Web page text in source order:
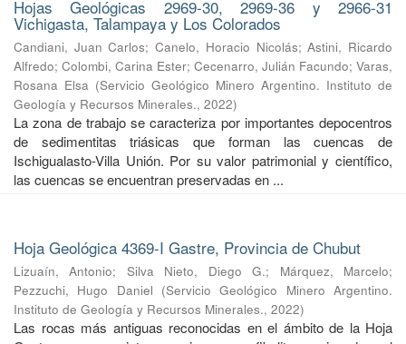
Hojas Geológicas 2969-30, 2969-36 y 2966-31
Vichigasta, Talampaya y Los Colorados
Candiani, Juan Carlos;Canelo, Horacio Nicolás;Astini, Ricardo
Alfredo; Colombi, Carina Ester; Cecenarro, Julián Facundo; Varas,
Rosana Elsa (Servicio Geológico Minero Argentino. Instituto de
Geología y Recursos Minerales., 2022)
La zona de trabajo se caracteriza por importantes depocentros
de sedimentitas triásicas que forman las cuencas de
Ischigualasto-Villa Unión. Por su valor patrimonial y cientíﬁco,
las cuencas se encuentran preservadas en ...
Hoja Geológica 4369-I Gastre, Provincia de Chubut
Lizuaín, Antonio; Silva Nieto, Diego G.; Márquez, Marcelo;
Pezzuchi, Hugo Daniel (Servicio Geológico Minero Argentino.
Instituto de Geología y Recursos Minerales., 2022)
Las rocas más antiguas reconocidas en el ámbito de la Hoja